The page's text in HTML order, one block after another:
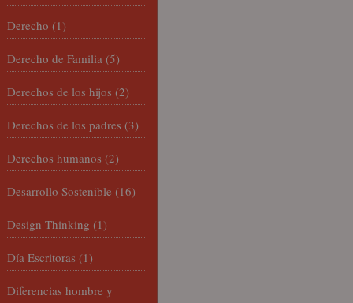
Derecho (1)
Derecho de Familia (5)
Derechos de los hijos (2)
Derechos de los padres (3)
Derechos humanos (2)
Desarrollo Sostenible (16)
Design Thinking (1)
Día Escritoras (1)
Diferencias hombre y